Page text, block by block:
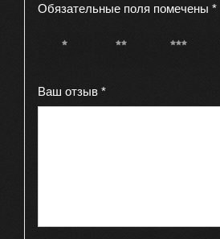
Обязательные поля помечены *
1 из 5
2 из 5
3 из 5
Ваш отзыв *